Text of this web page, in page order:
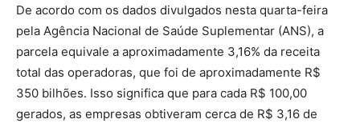
De acordo com os dados divulgados nesta quarta-feira
pela Agência Nacional de Saúde Suplementar (ANS), a
parcela equivale a aproximadamente 3,16% da receita
total das operadoras, que foi de aproximadamente R$
350 bilhões. Isso significa que para cada R$ 100,00
gerados, as empresas obtiveram cerca de R$ 3,16 de